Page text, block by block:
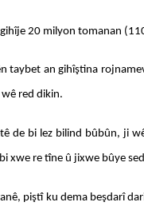
20 milyon tomanan
taybet an gihîştina
red dikin.
de bi lez bilind bûbûn, ji
xwe re tîne û jixwe bûye
piştî ku dema beşdarî